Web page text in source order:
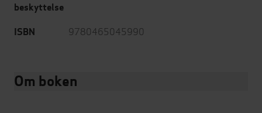
beskyttelse
ISBN 9780465045990
Om boken